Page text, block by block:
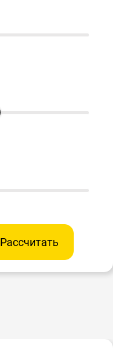
Рассчитать